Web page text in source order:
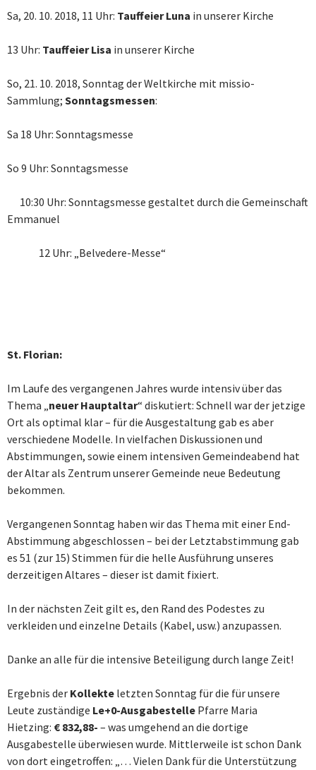
Sa, 20. 10. 2018, 11 Uhr: Tauffeier Luna in unserer Kirche
13 Uhr: Tauffeier Lisa in unserer Kirche
So, 21. 10. 2018, Sonntag der Weltkirche mit missio-
Sammlung; Sonntagsmessen:
Sa 18 Uhr: Sonntagsmesse
So 9 Uhr: Sonntagsmesse
10:30 Uhr: Sonntagsmesse gestaltet durch die Gemeinschaft
Emmanuel
12 Uhr: „Belvedere-Messe“
St. Florian:
Im Laufe des vergangenen Jahres wurde intensiv über das
Thema „neuer Hauptaltar“ diskutiert: Schnell war der jetzige
Ort als optimal klar – für die Ausgestaltung gab es aber
verschiedene Modelle. In vielfachen Diskussionen und
Abstimmungen, sowie einem intensiven Gemeindeabend hat
der Altar als Zentrum unserer Gemeinde neue Bedeutung
bekommen.
Vergangenen Sonntag haben wir das Thema mit einer End-
Abstimmung abgeschlossen – bei der Letztabstimmung gab
es 51 (zur 15) Stimmen für die helle Ausführung unseres
derzeitigen Altares – dieser ist damit fixiert.
In der nächsten Zeit gilt es, den Rand des Podestes zu
verkleiden und einzelne Details (Kabel, usw.) anzupassen.
Danke an alle für die intensive Beteiligung durch lange Zeit!
Ergebnis der Kollekte letzten Sonntag für die für unsere
Leute zuständige Le+0-Ausgabestelle Pfarre Maria
Hietzing: € 832,88- – was umgehend an die dortige
Ausgabestelle überwiesen wurde. Mittlerweile ist schon Dank
von dort eingetroffen: „… Vielen Dank für die Unterstützung